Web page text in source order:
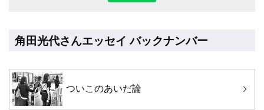
角田光代さんエッセイ バックナンバー
ついこのあいだ論